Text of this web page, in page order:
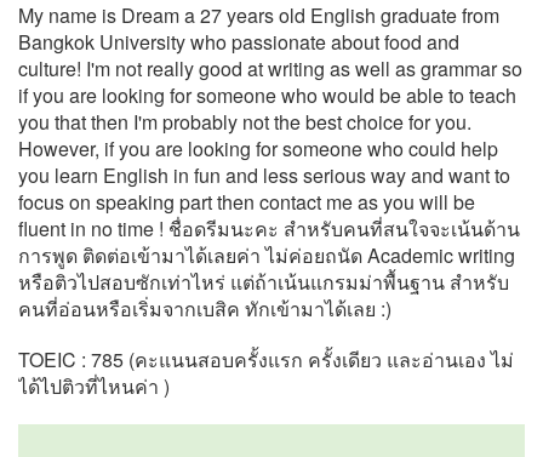
My name is Dream a 27 years old English graduate from
Bangkok University who passionate about food and
culture! I'm not really good at writing as well as grammar so
if you are looking for someone who would be able to teach
you that then I'm probably not the best choice for you.
However, if you are looking for someone who could help
you learn English in fun and less serious way and want to
focus on speaking part then contact me as you will be
fluent in no time ! ชื่อดรีมนะคะ สำหรับคนที่สนใจจะเน้นด้าน
การพูด ติดต่อเข้ามาได้เลยค่า ไม่ค่อยถนัด Academic writing
หรือติวไปสอบซักเท่าไหร่ แต่ถ้าเน้นแกรมม่าพื้นฐาน สำหรับ
คนที่อ่อนหรือเริ่มจากเบสิค ทักเข้ามาได้เลย :)
TOEIC : 785 (คะแนนสอบครั้งแรก ครั้งเดียว และอ่านเอง ไม่
ได้ไปติวที่ไหนค่า )